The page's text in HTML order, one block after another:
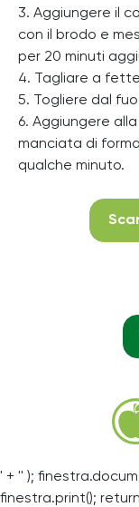
3. Aggiungere il
con il brodo e
per 20 minuti
4. Tagliare a
5. Togliere dal
6. Aggiungere
manciata di
qualche minuto.
' + '' );
finestra.print();